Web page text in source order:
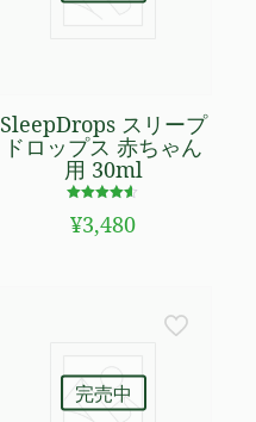
SleepDrops スリープ
ドロップス 赤ちゃん
用 30ml
4.50
の評価
¥3,480
完売中